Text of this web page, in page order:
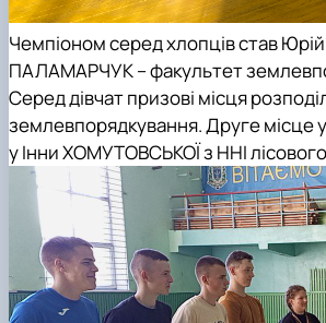
Чемпіономсеред хлопців став
ПАЛАМАРЧУК –факультет
Серед дівчат призові місця
землевпорядкування.Друге місце
у Інни ХОМУТОВСЬКОЇ з ННІ